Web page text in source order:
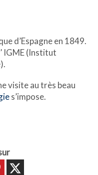
d’Espagne en 1849.
IGME (Institut
visite au très beau
s’impose.